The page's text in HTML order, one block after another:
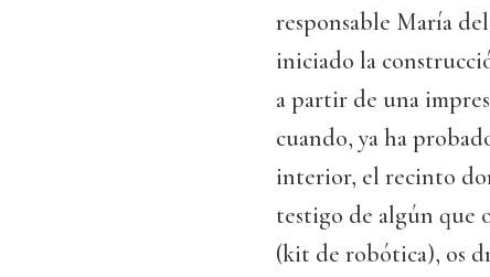
responsable María
iniciado la
a partir de una
cuando, ya ha
interior, el recinto
testigo de algún que
(kit de robótica), os